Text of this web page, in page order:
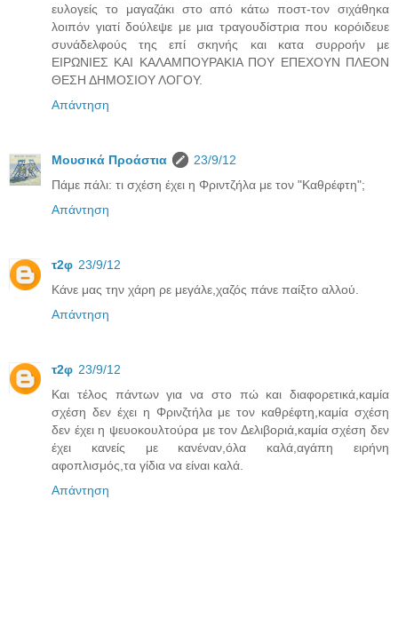
ευλογείς το μαγαζάκι στο από κάτω ποστ-τον σιχάθηκα
λοιπόν γιατί δούλεψε με μια τραγουδίστρια που κορόιδευε
συνάδελφούς της επί σκηνής και κατα συρροήν με
ΕΙΡΩΝΙΕΣ ΚΑΙ ΚΑΛΑΜΠΟΥΡΑΚΙΑ ΠΟΥ ΕΠΕΧΟΥΝ ΠΛΕΟΝ
ΘΕΣΗ ΔΗΜΟΣΙΟΥ ΛΟΓΟΥ.
Απάντηση
Μουσικά Προάστια
23/9/12
Πάμε πάλι: τι σχέση έχει η Φριντζήλα με τον "Καθρέφτη";
Απάντηση
τ2φ 23/9/12
Κάνε μας την χάρη ρε μεγάλε,χαζός πάνε παίξτο αλλού.
Απάντηση
τ2φ 23/9/12
Kαι τέλος πάντων για να στο πώ και διαφορετικά,καμία
σχέση δεν έχει η Φρινζτήλα με τον καθρέφτη,καμία σχέση
δεν έχει η ψευοκουλτούρα με τον Δελιβοριά,καμία σχέση δεν
έχει κανείς με κανέναν,όλα καλά,αγάπη ειρήνη
αφοπλισμός,τα γίδια να είναι καλά.
Απάντηση